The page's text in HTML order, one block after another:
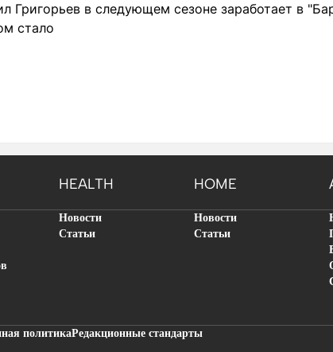
Григорьев в следующем сезоне заработает в
стало
HEALTH HOME
Новости
Статьи
Новости
Статьи
политикаРедакционные стандарты